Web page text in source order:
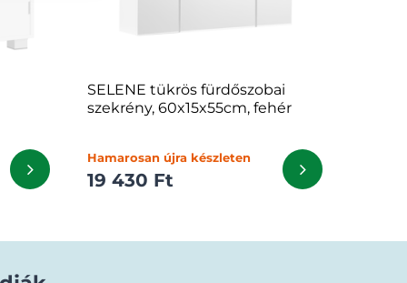
SELENE tükrös fürdőszobai
szekrény, 60x15x55cm, fehér
Hamarosan újra készleten
19 430 Ft